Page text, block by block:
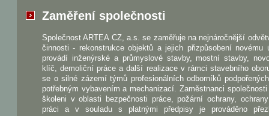
Zaměření společnosti
Společnost ARTEA CZ, a.s. se zaměřuje na nejnáročnější
činnosti - rekonstrukce objektů a jejich přizpůsobení novému
provádí inženýrské a průmyslové stavby, mostní stavby,
klíč, demoliční práce a další realizace v rámci stavebního
se o silné zázemí týmů profesionálních odborníků
potřebným vybavením a mechanizací. Zaměstnanci společnosti
školeni v oblasti bezpečnosti práce, požární ochrany,
práci a v souladu s platnými předpisy je prováděno